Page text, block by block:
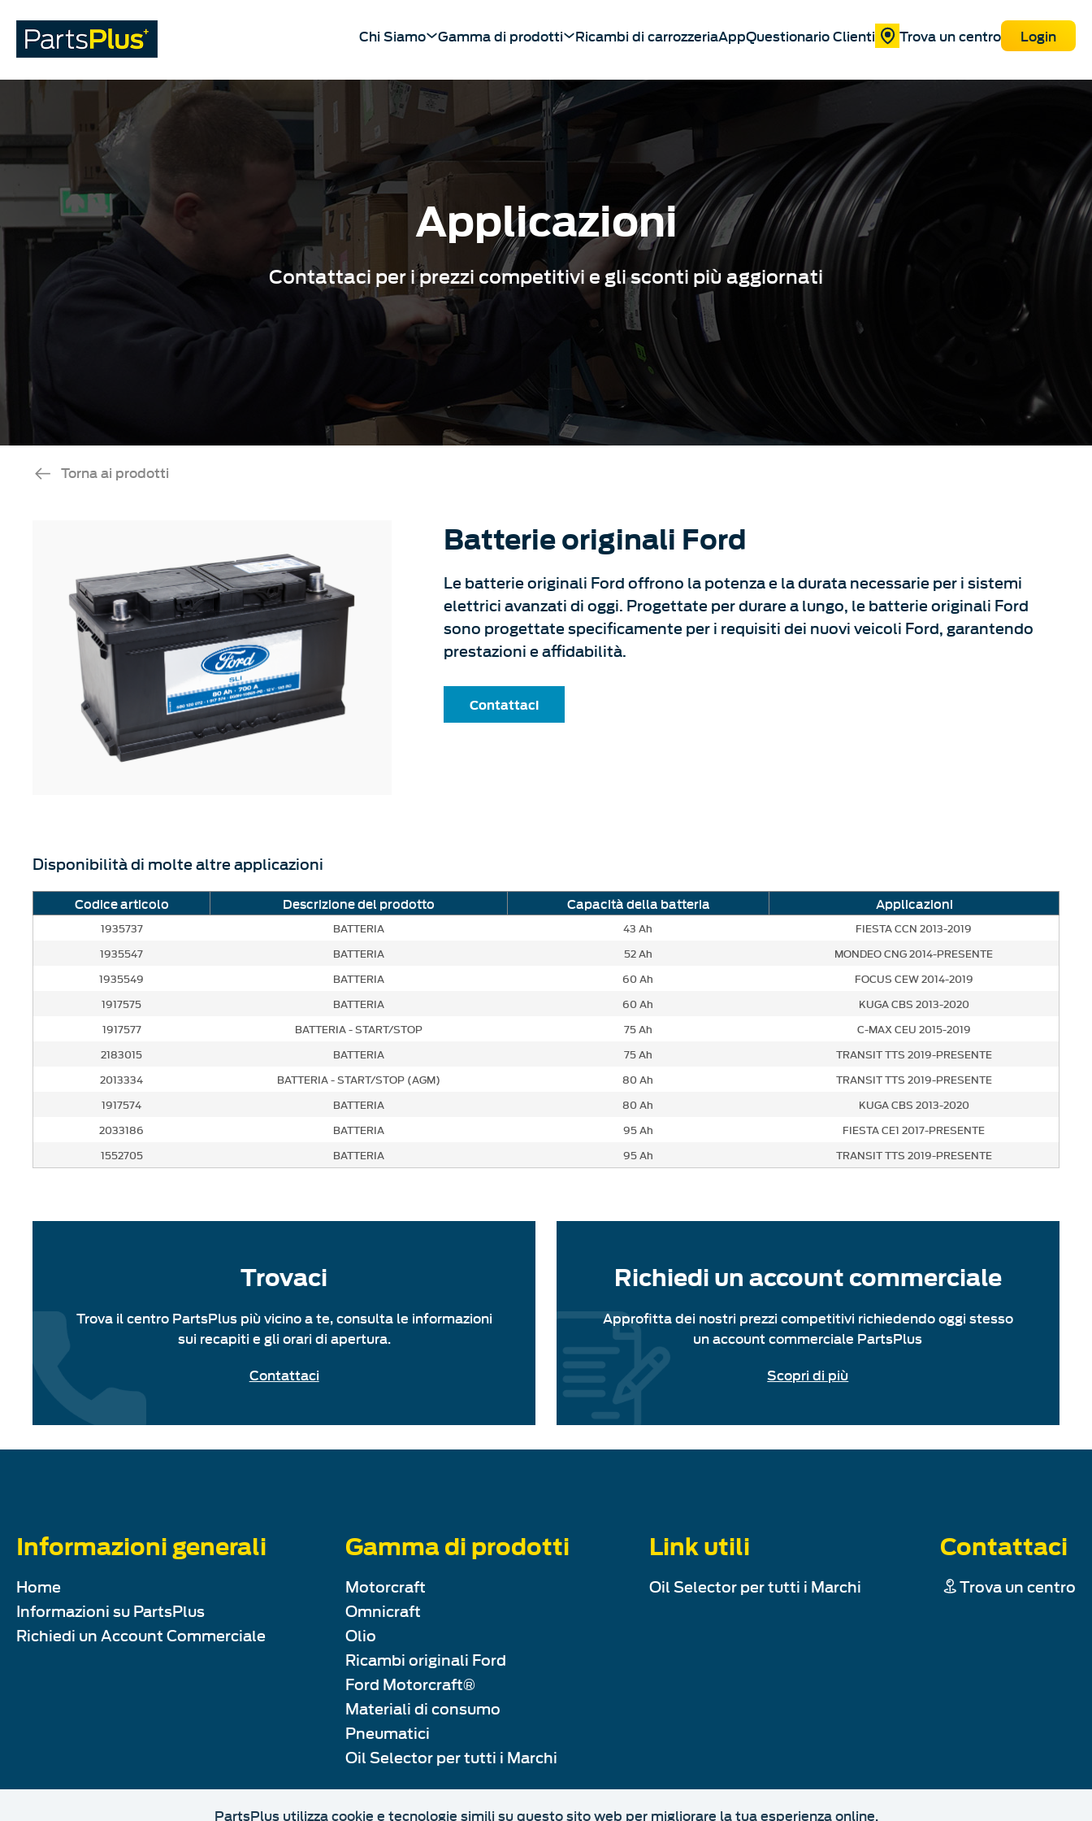
Chi Siamo Gamma di prodotti Ricambi di carrozzeriaAppQuestionario Clienti Trova un centro Login
Applicazioni
Contattaci per i prezzi competitivi e gli sconti più aggiornati
Torna ai prodotti
Batterie originali Ford
Le batterie originali Ford offrono la potenza e la durata necessarie per i sistemi
elettrici avanzati di oggi. Progettate per durare a lungo, le batterie originali Ford
sono progettate specificamente per i requisiti dei nuovi veicoli Ford, garantendo
prestazioni e affidabilità.
Contattaci
Disponibilità di molte altre applicazioni
Codice articolo Descrizione del prodotto Capacità della batteria Applicazioni
1935737 BATTERIA 43 Ah
FIESTA CCN 2013-2019
1935547
BATTERIA 52 Ah
MONDEO CNG 2014-PRESENTE
1935549
BATTERIA 60 Ah
FOCUS CEW 2014-2019
1917575
BATTERIA 60 Ah
KUGA CBS 2013-2020
1917577
BATTERIA - START/STOP 75 Ah
C-MAX CEU 2015-2019
2183015
BATTERIA 75 Ah
TRANSIT TTS 2019-PRESENTE
2013334
BATTERIA - START/STOP (AGM) 80 Ah
TRANSIT TTS 2019-PRESENTE
1917574
BATTERIA 80 Ah
KUGA CBS 2013-2020
2033186
BATTERIA 95 Ah
FIESTA CE1 2017-PRESENTE
1552705
BATTERIA 95 Ah TRANSIT TTS 2019-PRESENTE
Trovaci
Trova il centro PartsPlus più vicino a te, consulta le informazioni
sui recapiti e gli orari di apertura.
Contattaci
Richiedi un account commerciale
Approfitta dei nostri prezzi competitivi richiedendo oggi stesso
un account commerciale PartsPlus
Scopri di più
Informazioni generali
Home
Informazioni su PartsPlus
Richiedi un Account Commerciale
Gamma di prodotti
Motorcraft
Omnicraft
Olio
Ricambi originali Ford
Ford Motorcraft®
Materiali di consumo
Pneumatici
Oil Selector per tutti i Marchi
Link utili
Oil Selector per tutti i Marchi
Contattaci
Trova un centro
PartsPlus utilizza cookie e tecnologie simili su questo sito web per migliorare la tua esperienza online.